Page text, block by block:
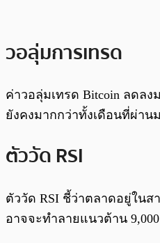
วอลุ่มการเทรด
ค่าวอลุ่มเทรด Bitcoin ลดล
ยังคงมากกว่าทั้งเดือนที่ผ่าน
ตัววัด RSI
ตัววัด RSI ชี้ว่าตลาดอยู่ในส
อาจจะทำลายแนวต้าน